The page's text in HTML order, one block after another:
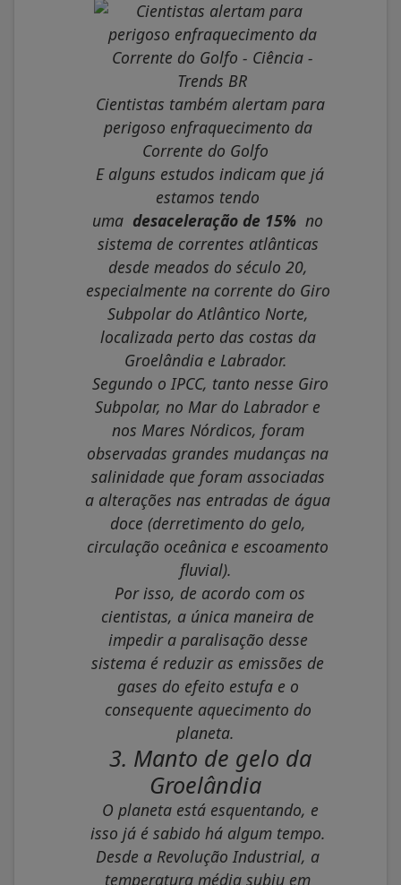
Cientistas também alertam para
perigoso enfraquecimento da
Corrente do Golfo
E alguns estudos indicam que já
estamos tendo
uma desaceleração de 15% no
sistema de correntes atlânticas
desde meados do século 20,
especialmente na corrente do Giro
Subpolar do Atlântico Norte,
localizada perto das costas da
Groelândia e Labrador.
Segundo o IPCC, tanto nesse Giro
Subpolar, no Mar do Labrador e
nos Mares Nórdicos, foram
observadas grandes mudanças na
salinidade que foram associadas
a alterações nas entradas de água
doce (derretimento do gelo,
circulação oceânica e escoamento
fluvial).
Por isso, de acordo com os
cientistas, a única maneira de
impedir a paralisação desse
sistema é reduzir as emissões de
gases do efeito estufa e o
consequente aquecimento do
planeta.
3. Manto de gelo da
Groelândia
O planeta está esquentando, e
isso já é sabido há algum tempo.
Desde a Revolução Industrial, a
temperatura média subiu em